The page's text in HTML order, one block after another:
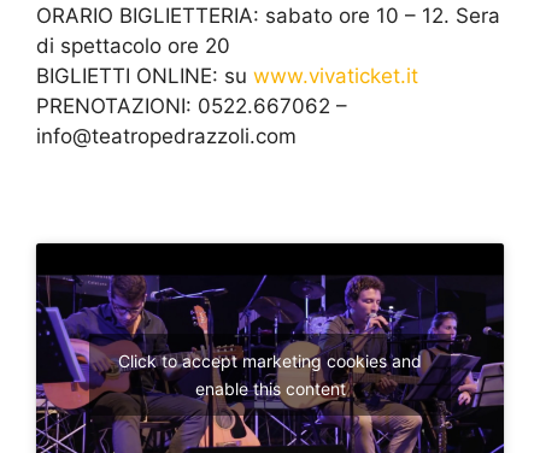
ORARIO BIGLIETTERIA: sabato ore 10 – 12. Sera
di spettacolo ore 20
BIGLIETTI ONLINE: su www.vivaticket.it
PRENOTAZIONI: 0522.667062 –
info@teatropedrazzoli.com
Click to accept marketing cookies and
enable this content